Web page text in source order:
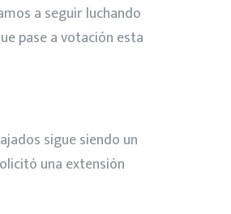
a seguir luchando
pase a votación esta
sigue siendo un
una extensión